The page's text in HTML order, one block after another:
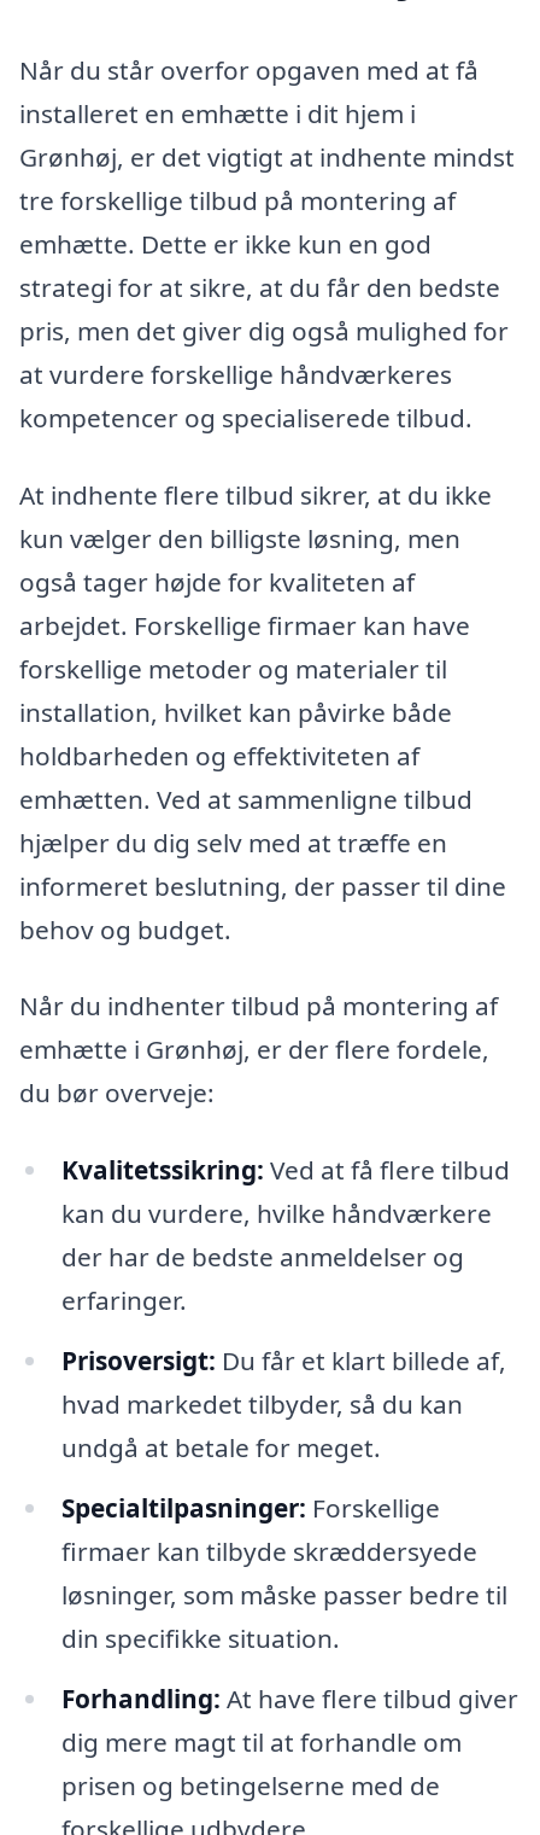
Når du står overfor opgaven med at få
installeret en emhætte i dit hjem i
Grønhøj, er det vigtigt at indhente mindst
tre forskellige tilbud på montering af
emhætte. Dette er ikke kun en god
strategi for at sikre, at du får den bedste
pris, men det giver dig også mulighed for
at vurdere forskellige håndværkeres
kompetencer og specialiserede tilbud.
At indhente flere tilbud sikrer, at du ikke
kun vælger den billigste løsning, men
også tager højde for kvaliteten af
arbejdet. Forskellige firmaer kan have
forskellige metoder og materialer til
installation, hvilket kan påvirke både
holdbarheden og effektiviteten af
emhætten. Ved at sammenligne tilbud
hjælper du dig selv med at træffe en
informeret beslutning, der passer til dine
behov og budget.
Når du indhenter tilbud på montering af
emhætte i Grønhøj, er der flere fordele,
du bør overveje:
Kvalitetssikring: Ved at få flere tilbud
kan du vurdere, hvilke håndværkere
der har de bedste anmeldelser og
erfaringer.
Prisoversigt: Du får et klart billede af,
hvad markedet tilbyder, så du kan
undgå at betale for meget.
Specialtilpasninger: Forskellige
firmaer kan tilbyde skræddersyede
løsninger, som måske passer bedre til
din specifikke situation.
Forhandling: At have flere tilbud giver
dig mere magt til at forhandle om
prisen og betingelserne med de